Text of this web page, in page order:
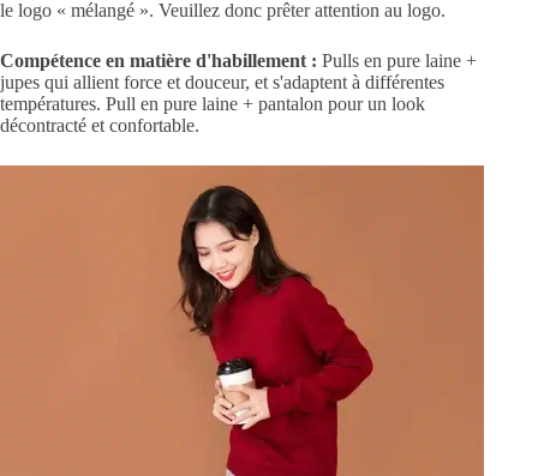
le logo « mélangé ». Veuillez donc prêter attention au logo.
Compétence en matière d'habillement : Pulls en pure laine +
jupes qui allient force et douceur, et s'adaptent à différentes
températures. Pull en pure laine + pantalon pour un look
décontracté et confortable.